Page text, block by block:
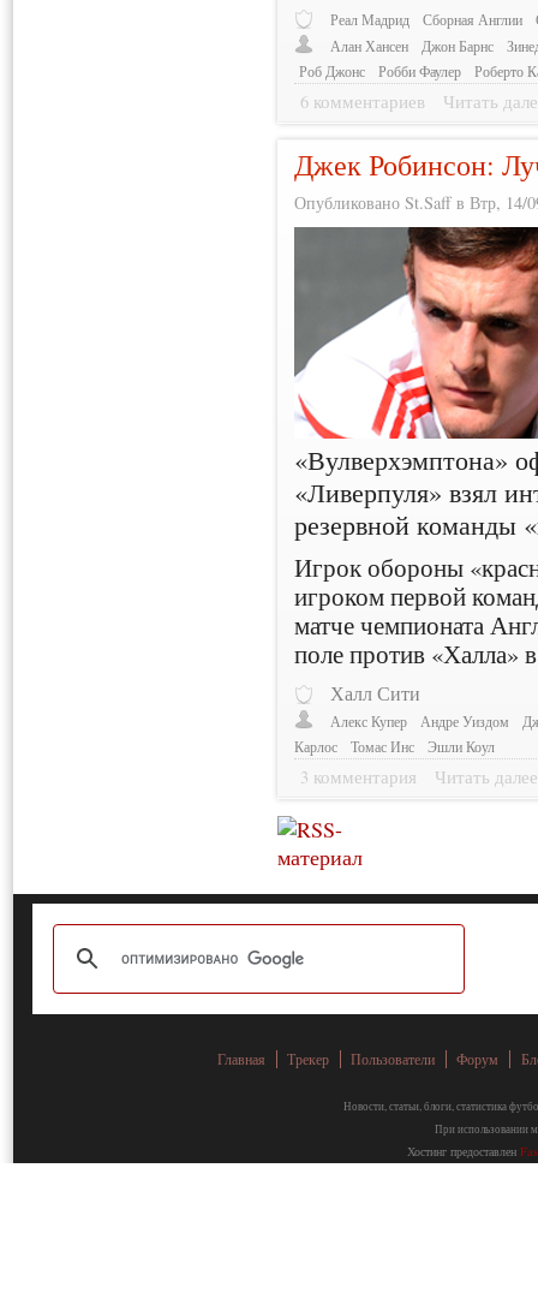
Реал Мадрид Сборная Англии
Алан Хансен
Джон Барнс
Роб Джонс
Робби Фаулер Роберто
6 комментариев Читать
Джек Робинсон:
Опубликовано St.Saff в Втр, 14/
«Вулверхэмптона»
«Ливерпуля» взял
резервной команды
Игрок обороны
игроком первой
матче чемпионата
поле против «Халла»
Халл Сити
Алекс Купер Андре Уиздом
Карлос
Томас Инс Эшли Коул
3 комментария Читать далее
Главная Трекер Пользователи Форум
Новости, статьи, блоги, статистика
При использовании
Хостинг предоставлен